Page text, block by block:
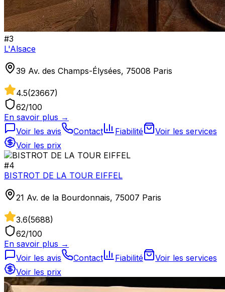
#3
L'Alsace
39 Av. des Champs-Élysées, 75008 Paris
4.5(23667)
62/100
En savoir plus →
Voir les avis
Contact Fiabilité
Voir les services
Voir les prix
#4
BISTROT DE LA TOUR EIFFEL
21 Av. de la Bourdonnais, 75007 Paris
3.6(5688)
62/100
En savoir plus →
Voir les avis
Contact Fiabilité
Voir les services
Voir les prix